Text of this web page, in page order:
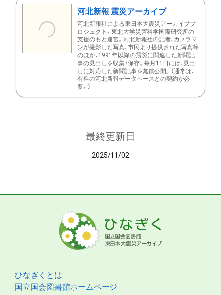
河北新報 震災アーカイブ
河北新報社による東日本大震災アーカイブプ
ロジェクト。東北大学災害科学国際研究所の
支援のもと運営。河北新報社の記者、カメラマ
ンが撮影した写真、市民より提供された写真等
のほか、1991年以降の震災に関連した新聞記
事の見出しを収集・保存。毎月11日には、見出
しに対応した新聞記事を無償公開。（通常は、
有料の河北新報データベースとの契約が必
要。）
最終更新日
2025/11/02
ひなぎくとは
国立国会図書館ホームページ